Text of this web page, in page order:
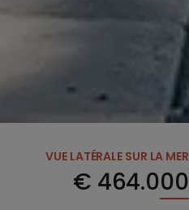
VUE LATÉRALE SUR LA MER
€ 464.000